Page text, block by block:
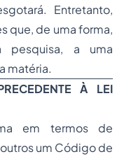
Entretanto,
que, de uma forma,
pesquisa, a uma
matéria.
À LEI
em termos de
um Código de